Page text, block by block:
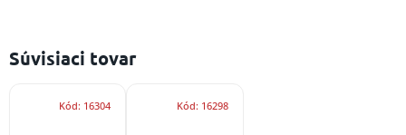
Súvisiaci tovar
Kód: 16304 Kód: 16298